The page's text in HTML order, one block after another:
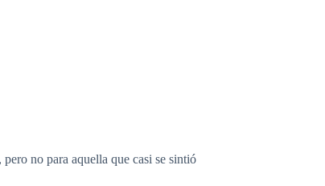
no para aquella que casi se sintió